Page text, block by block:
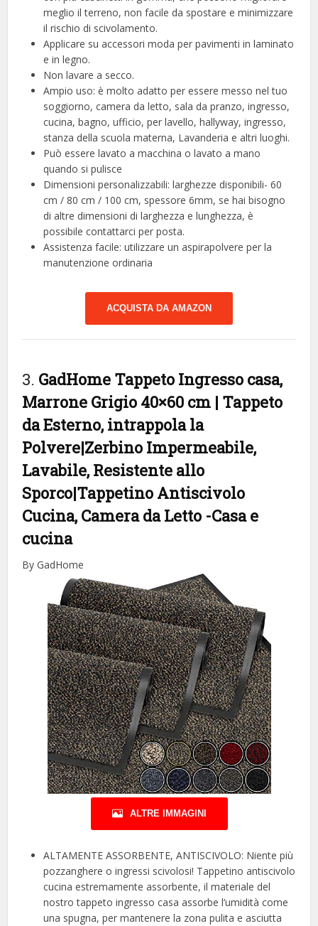
meglio il terreno, non facile da spostare e minimizzare
il rischio di scivolamento.
Applicare su accessori moda per pavimenti in laminato
e in legno.
Non lavare a secco.
Ampio uso: è molto adatto per essere messo nel tuo
soggiorno, camera da letto, sala da pranzo, ingresso,
cucina, bagno, ufficio, per lavello, hallyway, ingresso,
stanza della scuola materna, Lavanderia e altri luoghi.
Può essere lavato a macchina o lavato a mano
quando si pulisce
Dimensioni personalizzabili: larghezze disponibili- 60
cm / 80 cm / 100 cm, spessore 6mm, se hai bisogno
di altre dimensioni di larghezza e lunghezza, è
possibile contattarci per posta.
Assistenza facile: utilizzare un aspirapolvere per la
manutenzione ordinaria
ACQUISTA DA AMAZON
3. GadHome Tappeto Ingresso casa,
Marrone Grigio 40×60 cm | Tappeto
da Esterno, intrappola la
Polvere|Zerbino Impermeabile,
Lavabile, Resistente allo
Sporco|Tappetino Antiscivolo
Cucina, Camera da Letto -Casa e
cucina
By GadHome
ALTRE IMMAGINI
ALTAMENTE ASSORBENTE, ANTISCIVOLO: Niente più
pozzanghere o ingressi scivolosi! Tappetino antiscivolo
cucina estremamente assorbente, il materiale del
nostro tappeto ingresso casa assorbe l’umidità come
una spugna, per mantenere la zona pulita e asciutta